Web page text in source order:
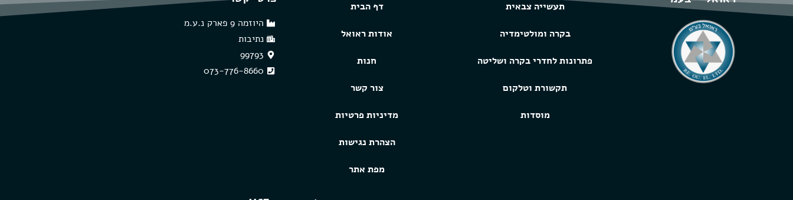
תעשייה צבאית
בקרה ומולטימדיה
פתרונות לחדרי בקרה ושליטה
תקשורת וטלקום
מוסדות
דף הבית
אודות ראואל
חנות
צור קשר
מדיניות פרטיות
הצהרת נגישות
מפת אתר
היוזמה 9 פארק נ.ע.מ
נתיבות
99793
073-776-8660